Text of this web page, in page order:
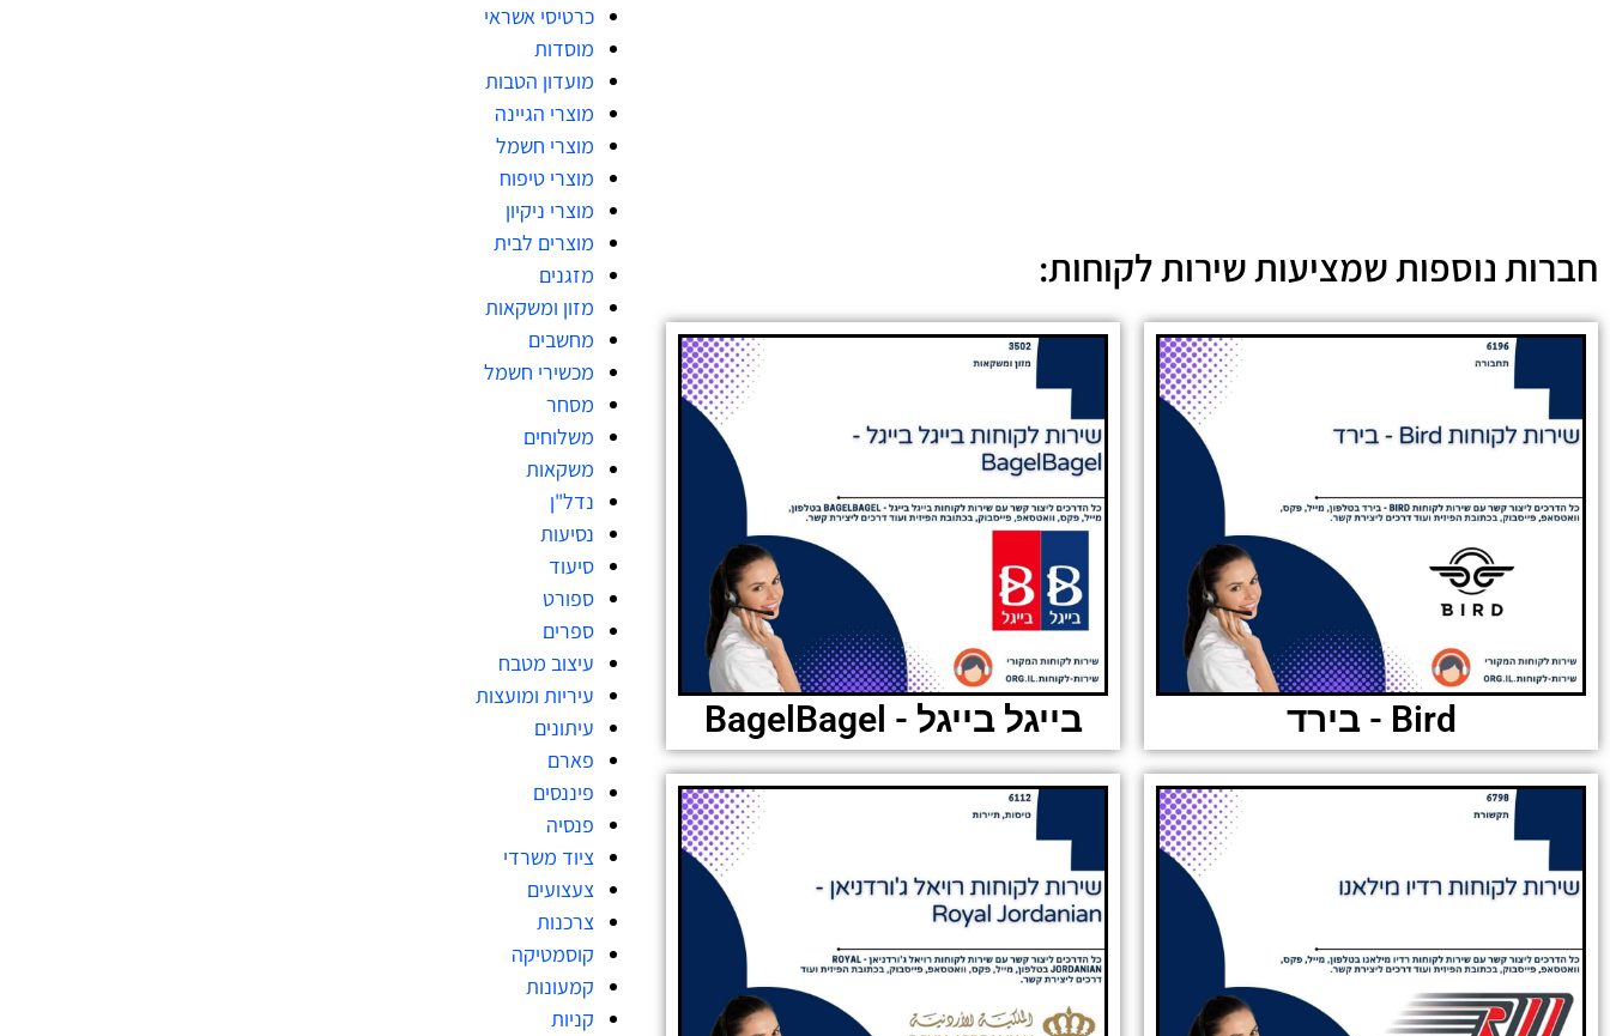
חברות נוספות שמציעות שירות לקוחות:
Bird - בירד בייגל בייגל - BagelBagel
כרטיסי אשראי
מוסדות
מועדון הטבות
מוצרי הגיינה
מוצרי חשמל
מוצרי טיפוח
מוצרי ניקיון
מוצרים לבית
מזגנים
מזון ומשקאות
מחשבים
מכשירי חשמל
מסחר
משלוחים
משקאות
נדל"ן
נסיעות
סיעוד
ספורט
ספרים
עיצוב מטבח
עיריות ומועצות
עיתונים
פארם
פיננסים
פנסיה
ציוד משרדי
צעצועים
צרכנות
קוסמטיקה
קמעונות
קניות